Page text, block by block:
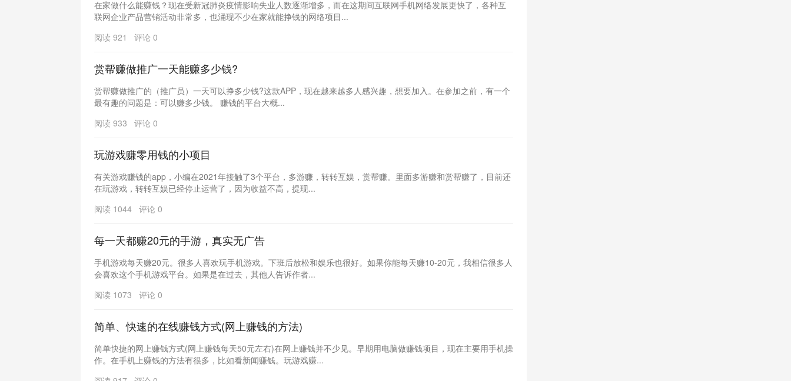
在家做什么能赚钱？现在受新冠肺炎疫情影响失业人数逐渐增多，而在这期间互联网手机网络发展更快了，各种互
联网企业产品营销活动非常多，也涌现不少在家就能挣钱的网络项目...
阅读 921 评论 0
赏帮赚做推广一天能赚多少钱?
赏帮赚做推广的（推广员）一天可以挣多少钱?这款APP，现在越来越多人感兴趣，想要加入。在参加之前，有一个
最有趣的问题是：可以赚多少钱。 赚钱的平台大概...
阅读 933 评论 0
玩游戏赚零用钱的小项目
有关游戏赚钱的app，小编在2021年接触了3个平台，多游赚，转转互娱，赏帮赚。里面多游赚和赏帮赚了，目前还
在玩游戏，转转互娱已经停止运营了，因为收益不高，提现...
阅读 1044 评论 0
每一天都赚20元的手游，真实无广告
手机游戏每天赚20元。很多人喜欢玩手机游戏。下班后放松和娱乐也很好。如果你能每天赚10-20元，我相信很多人
会喜欢这个手机游戏平台。如果是在过去，其他人告诉作者...
阅读 1073 评论 0
简单、快速的在线赚钱方式(网上赚钱的方法)
简单快捷的网上赚钱方式(网上赚钱每天50元左右)在网上赚钱并不少见。早期用电脑做赚钱项目，现在主要用手机操
作。在手机上赚钱的方法有很多，比如看新闻赚钱。玩游戏赚...